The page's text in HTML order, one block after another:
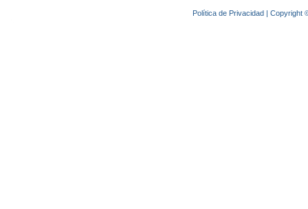
Política de Privacidad | Copyright